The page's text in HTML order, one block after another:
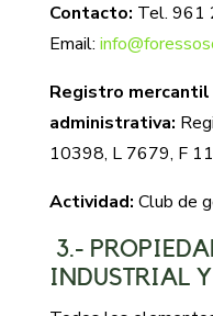
Contacto: Tel. 961
Email:
Registro mercantil
administrativa:
10398, L 7679, F
Actividad: Club de
3.-
INDUSTRIAL